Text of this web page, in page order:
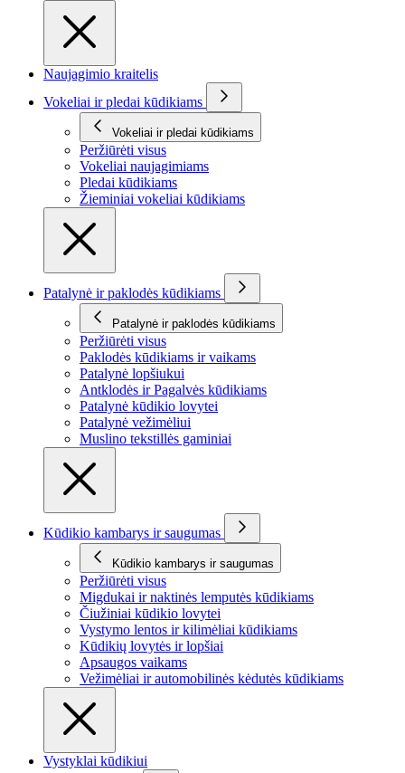
Naujagimio kraitelis
Vokeliai ir pledai kūdikiams
Vokeliai ir pledai kūdikiams
Peržiūrėti visus
Vokeliai naujagimiams
Pledai kūdikiams
Žieminiai vokeliai kūdikiams
Patalynė ir paklodės kūdikiams
Patalynė ir paklodės kūdikiams
Peržiūrėti visus
Paklodės kūdikiams ir vaikams
Patalynė lopšiukui
Antklodės ir Pagalvės kūdikiams
Patalynė kūdikio lovytei
Patalynė vežimėliui
Muslino tekstillės gaminiai
Kūdikio kambarys ir saugumas
Kūdikio kambarys ir saugumas
Peržiūrėti visus
Migdukai ir naktinės lemputės kūdikiams
Čiužiniai kūdikio lovytei
Vystymo lentos ir kilimėliai kūdikiams
Kūdikių lovytės ir lopšiai
Apsaugos vaikams
Vežimėliai ir automobilinės kėdutės kūdikiams
Vystyklai kūdikiui